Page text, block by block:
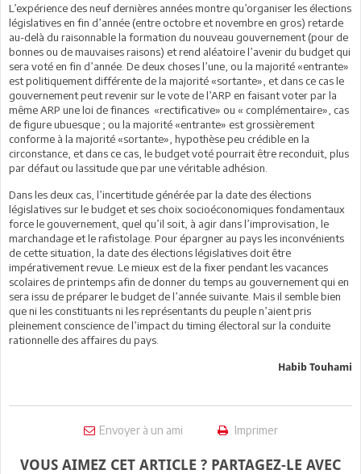
L’expérience des neuf dernières années montre qu’organiser les élections
législatives en fin d’année (entre octobre et novembre en gros) retarde
au-delà du raisonnable la formation du nouveau gouvernement (pour de
bonnes ou de mauvaises raisons) et rend aléatoire l’avenir du budget qui
sera voté en fin d’année. De deux choses l’une, ou la majorité «entrante»
est politiquement différente de la majorité «sortante», et dans ce cas le
gouvernement peut revenir sur le vote de l’ARP en faisant voter par la
même ARP une loi de finances «rectificative» ou « complémentaire», cas
de figure ubuesque ; ou la majorité «entrante» est grossièrement
conforme à la majorité «sortante», hypothèse peu crédible en la
circonstance, et dans ce cas, le budget voté pourrait être reconduit, plus
par défaut ou lassitude que par une véritable adhésion.
Dans les deux cas, l’incertitude générée par la date des élections
législatives sur le budget et ses choix socioéconomiques fondamentaux
force le gouvernement, quel qu’il soit, à agir dans l’improvisation, le
marchandage et le rafistolage. Pour épargner au pays les inconvénients
de cette situation, la date des élections législatives doit être
impérativement revue. Le mieux est de la fixer pendant les vacances
scolaires de printemps afin de donner du temps au gouvernement qui en
sera issu de préparer le budget de l’année suivante. Mais il semble bien
que ni les constituants ni les représentants du peuple n’aient pris
pleinement conscience de l’impact du timing électoral sur la conduite
rationnelle des affaires du pays.
Habib Touhami
Envoyer à un ami Imprimer
VOUS AIMEZ CET ARTICLE ? PARTAGEZ-LE AVEC